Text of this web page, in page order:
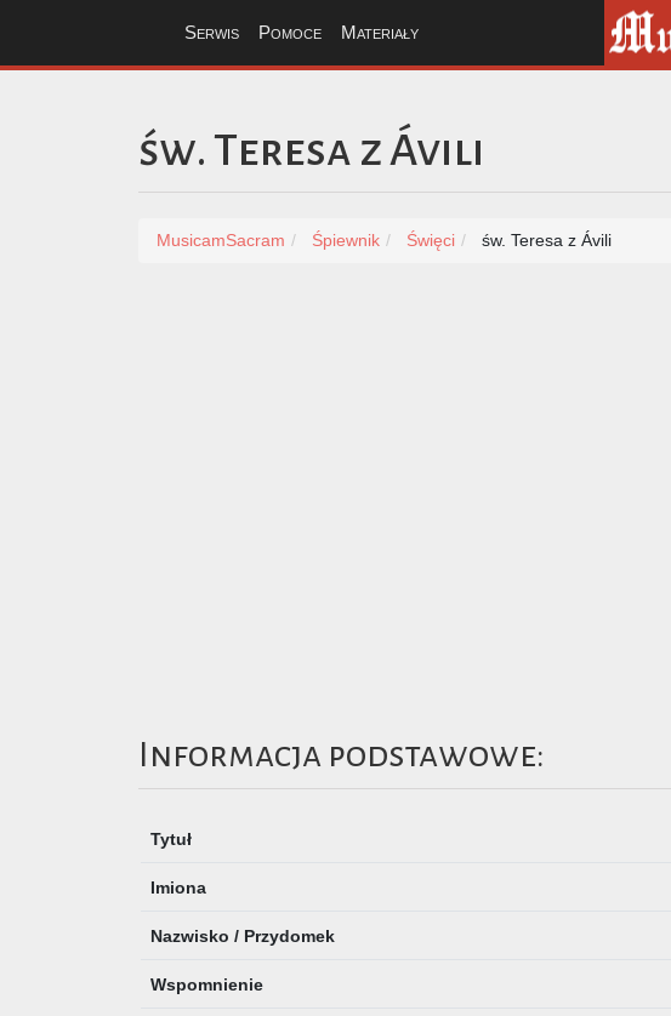
Serwis Pomoce Materiały
św. Teresa z Ávili
MusicamSacram Śpiewnik Święci św. Teresa z Ávili
Informacja podstawowe:
Tytuł
Imiona
Nazwisko / Przydomek
Wspomnienie